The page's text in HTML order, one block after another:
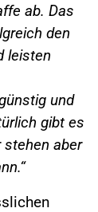
ab. Das
den
leisten
und
gibt es
stehen aber